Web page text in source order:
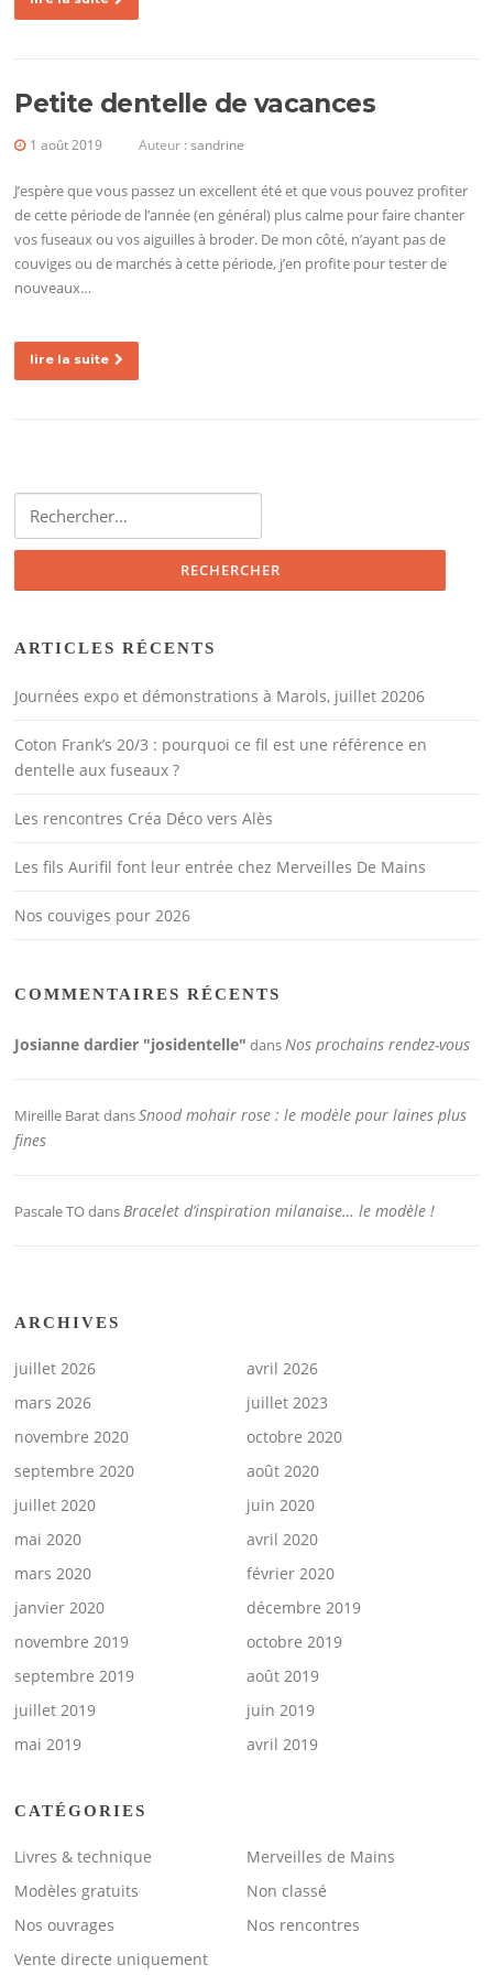
Petite dentelle de vacances
1 août 2019 Auteur :sandrine
J’espère que vous passez un excellent été et que vous pouvez profiter
de cette période de l’année (en général) plus calme pour faire chanter
vos fuseaux ou vos aiguilles à broder. De mon côté, n’ayant pas de
couviges ou de marchés à cette période, j’en profite pour tester de
nouveaux…
lire la suite
ARTICLES RÉCENTS
Journées expo et démonstrations à Marols, juillet 20206
Coton Frank’s 20/3 : pourquoi ce fil est une référence en
dentelle aux fuseaux ?
Les rencontres Créa Déco vers Alès
Les fils Aurifil font leur entrée chez Merveilles De Mains
Nos couviges pour 2026
COMMENTAIRES RÉCENTS
Josianne dardier "josidentelle" dans Nos prochains rendez-vous
Mireille BaratdansSnood mohair rose : le modèle pour laines plus
fines
Pascale TOdans Bracelet d’inspiration milanaise… le modèle !
ARCHIVES
juillet 2026
avril 2026
mars 2026
juillet 2023
novembre 2020
octobre 2020
septembre 2020
août 2020
juillet 2020
juin 2020
mai 2020
avril 2020
mars 2020
février 2020
janvier 2020
décembre 2019
novembre 2019
octobre 2019
septembre 2019
août 2019
juillet 2019
juin 2019
mai 2019
avril 2019
CATÉGORIES
Livres & technique
Merveilles de Mains
Modèles gratuits
Non classé
Nos ouvrages
Nos rencontres
Vente directe uniquement